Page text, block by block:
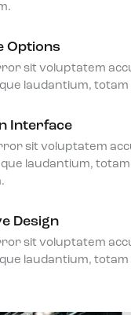
Options
sit voluptatem
laudantium,
Interface
sit voluptatem
laudantium,
Design
sit voluptatem
laudantium,